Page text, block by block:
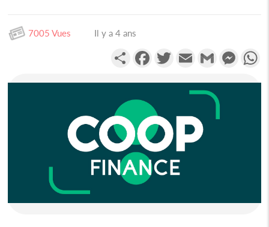
7005 Vues Il y a 4 ans
PartagerFacebookTwitterEmail Gmail